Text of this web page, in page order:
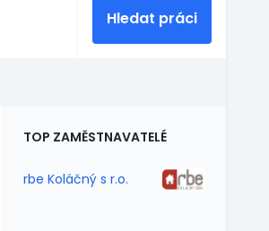
Hledat práci
TOP ZAMĚSTNAVATELÉ
rbe Koláčný s r.o.